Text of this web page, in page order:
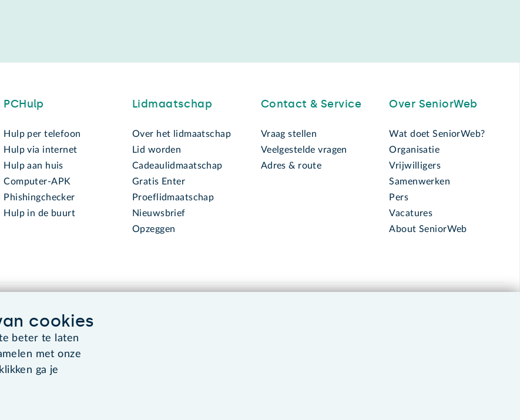
PCHulp
Hulp per telefoon
Hulp via internet
Hulp aan huis
Computer-APK
Phishingchecker
Hulp in de buurt
Lidmaatschap
Over het lidmaatschap
Lid worden
Cadeaulidmaatschap
Gratis Enter
Proeflidmaatschap
Nieuwsbrief
Opzeggen
Contact & Service
Vraag stellen
Veelgestelde vragen
Adres & route
Over SeniorWeb
Wat doet SeniorWeb?
Organisatie
Vrijwilligers
Samenwerken
Pers
Vacatures
About SeniorWeb
cookies
beter te laten
met onze
ga je